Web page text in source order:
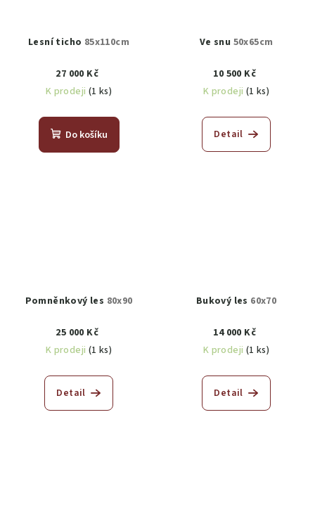
Lesní ticho 85x110cm
27 000 Kč
K prodeji (1 ks)
Do košíku
Ve snu 50x65cm
10 500 Kč
K prodeji (1 ks)
Detail
Pomněnkový les 80x90
25 000 Kč
K prodeji (1 ks)
Detail
Bukový les 60x70
14 000 Kč
K prodeji (1 ks)
Detail